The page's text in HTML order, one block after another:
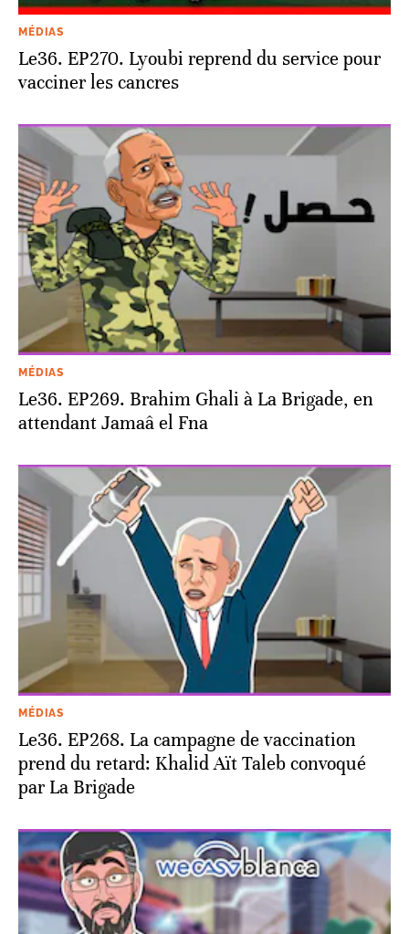
MÉDIAS
Le36. EP270. Lyoubi reprend du service pour
vacciner les cancres
MÉDIAS
Le36. EP269. Brahim Ghali à La Brigade, en
attendant Jamaâ el Fna
MÉDIAS
Le36. EP268. La campagne de vaccination
prend du retard: Khalid Aït Taleb convoqué
par La Brigade